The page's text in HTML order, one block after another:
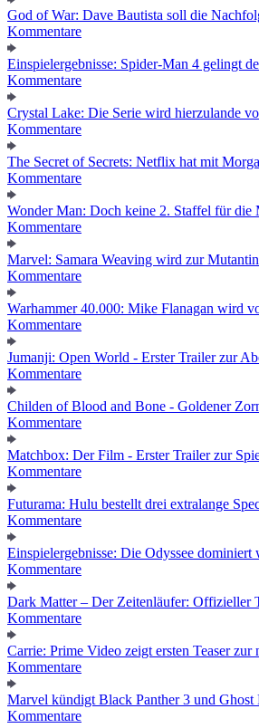
God of War: Dave Bautista soll die
Kommentare
Einspielergebnisse: Spider-Man 4 gelingt
Kommentare
Crystal Lake: Die Serie wird hierzulande
Kommentare
The Secret of Secrets: Netflix hat mit
Kommentare
Wonder Man: Doch keine 2. Staffel für die
Kommentare
Marvel: Samara Weaving wird zur
Kommentare
Warhammer 40.000: Mike Flanagan wird
Kommentare
Jumanji: Open World - Erster Trailer zur
Kommentare
Childen of Blood and Bone - Goldener
Kommentare
Matchbox: Der Film - Erster Trailer zur
Kommentare
Futurama: Hulu bestellt drei extralange
Kommentare
Einspielergebnisse: Die Odyssee
Kommentare
Dark Matter – Der Zeitenläufer: Offizieller
Kommentare
Carrie: Prime Video zeigt ersten Teaser
Kommentare
Marvel kündigt Black Panther 3 und
Kommentare